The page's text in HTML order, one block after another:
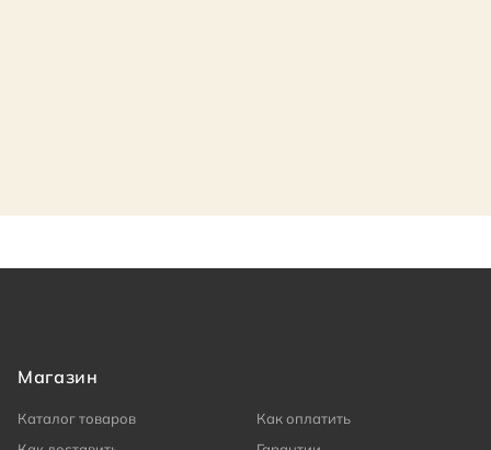
Магазин
Каталог товаров
Как оплатить